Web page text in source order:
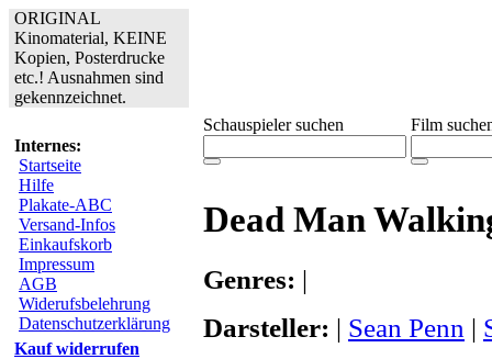
ORIGINAL
Kinomaterial, KEINE
Kopien, Posterdrucke
etc.! Ausnahmen sind
gekennzeichnet.
Internes:
Startseite
Hilfe
Plakate-ABC
Versand-Infos
Einkaufskorb
Impressum
AGB
Widerufsbelehrung
Datenschutzerklärung
Kauf widerrufen
Schauspieler suchen Film
Dead Man
Genres: |
Darsteller: | Sean Penn |